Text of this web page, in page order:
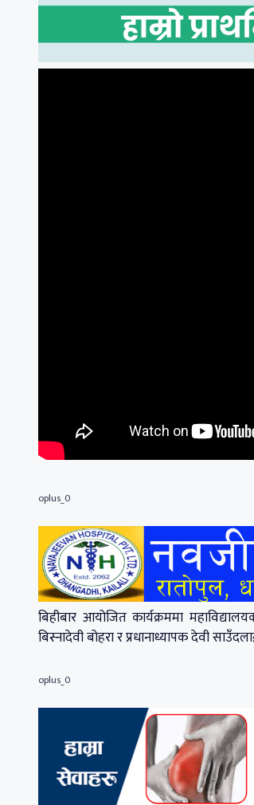
oplus_0
बिहीबार आयोजित कार्यक्रममा
बिस्नादेवी बोहरा र प्रधानाध्यापक देवी
oplus_0